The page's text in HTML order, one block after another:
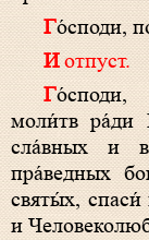
Го́споди,
И отпуст.
Го́споди, Иису́се Христе́, Сы́не Бо́жий,
моли́тв ра́ди
сла́вных и
пра́ведных
святы́х,
и